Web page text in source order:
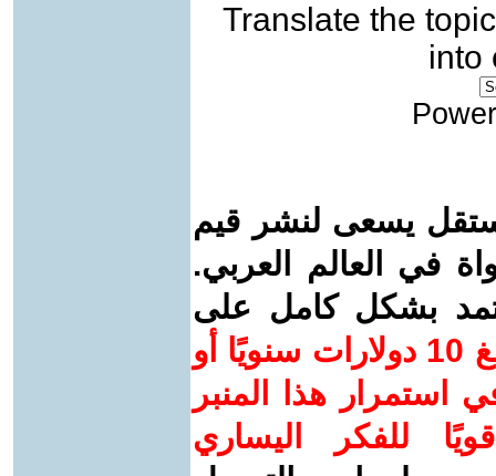
Translate the topic
into
يسعى لنشر قيم
في العالم العربي.
بشكل كامل على
ساهم/ي معنا! بدعمكم بمبلغ 10 دولارات سنويًا أو
استمرار هذا المنبر
للفكر اليساري